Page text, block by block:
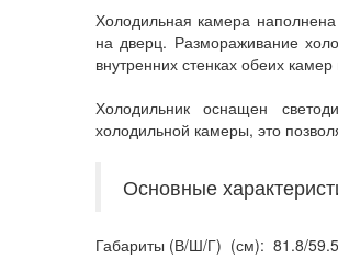
Холодильная камера
на дверц. Размораживание
внутренних стенках обеих
Холодильник оснащен
холодильной камеры, это
Основные
Габариты (В/Ш/Г) (см): 81.8/